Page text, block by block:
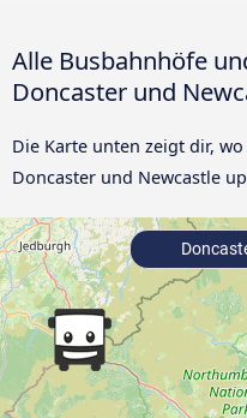
Alle Busbahnhöfe
Doncaster und
Die Karte unten zeigt dir,
Doncaster und Newcastle